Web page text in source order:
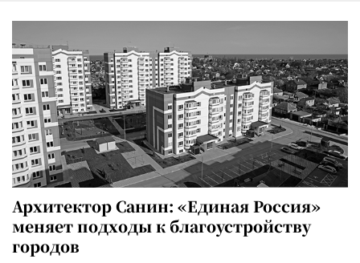
Архитектор Санин: «Единая Россия»
меняет подходы к благоустройству
городов